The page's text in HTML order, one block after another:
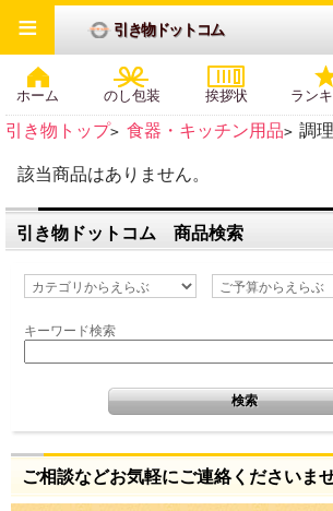
引き物ドットコム
ホーム のし包装 挨拶状 ラン
≡
引き物トップ> 食器・キッチン用品> 調
該当商品はありません。
引き物ドットコム 商品検索
キーワード検索
ご相談などお気軽にご連絡くださいま